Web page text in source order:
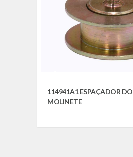
114941A1 ESPAÇADOR DO
MOLINETE